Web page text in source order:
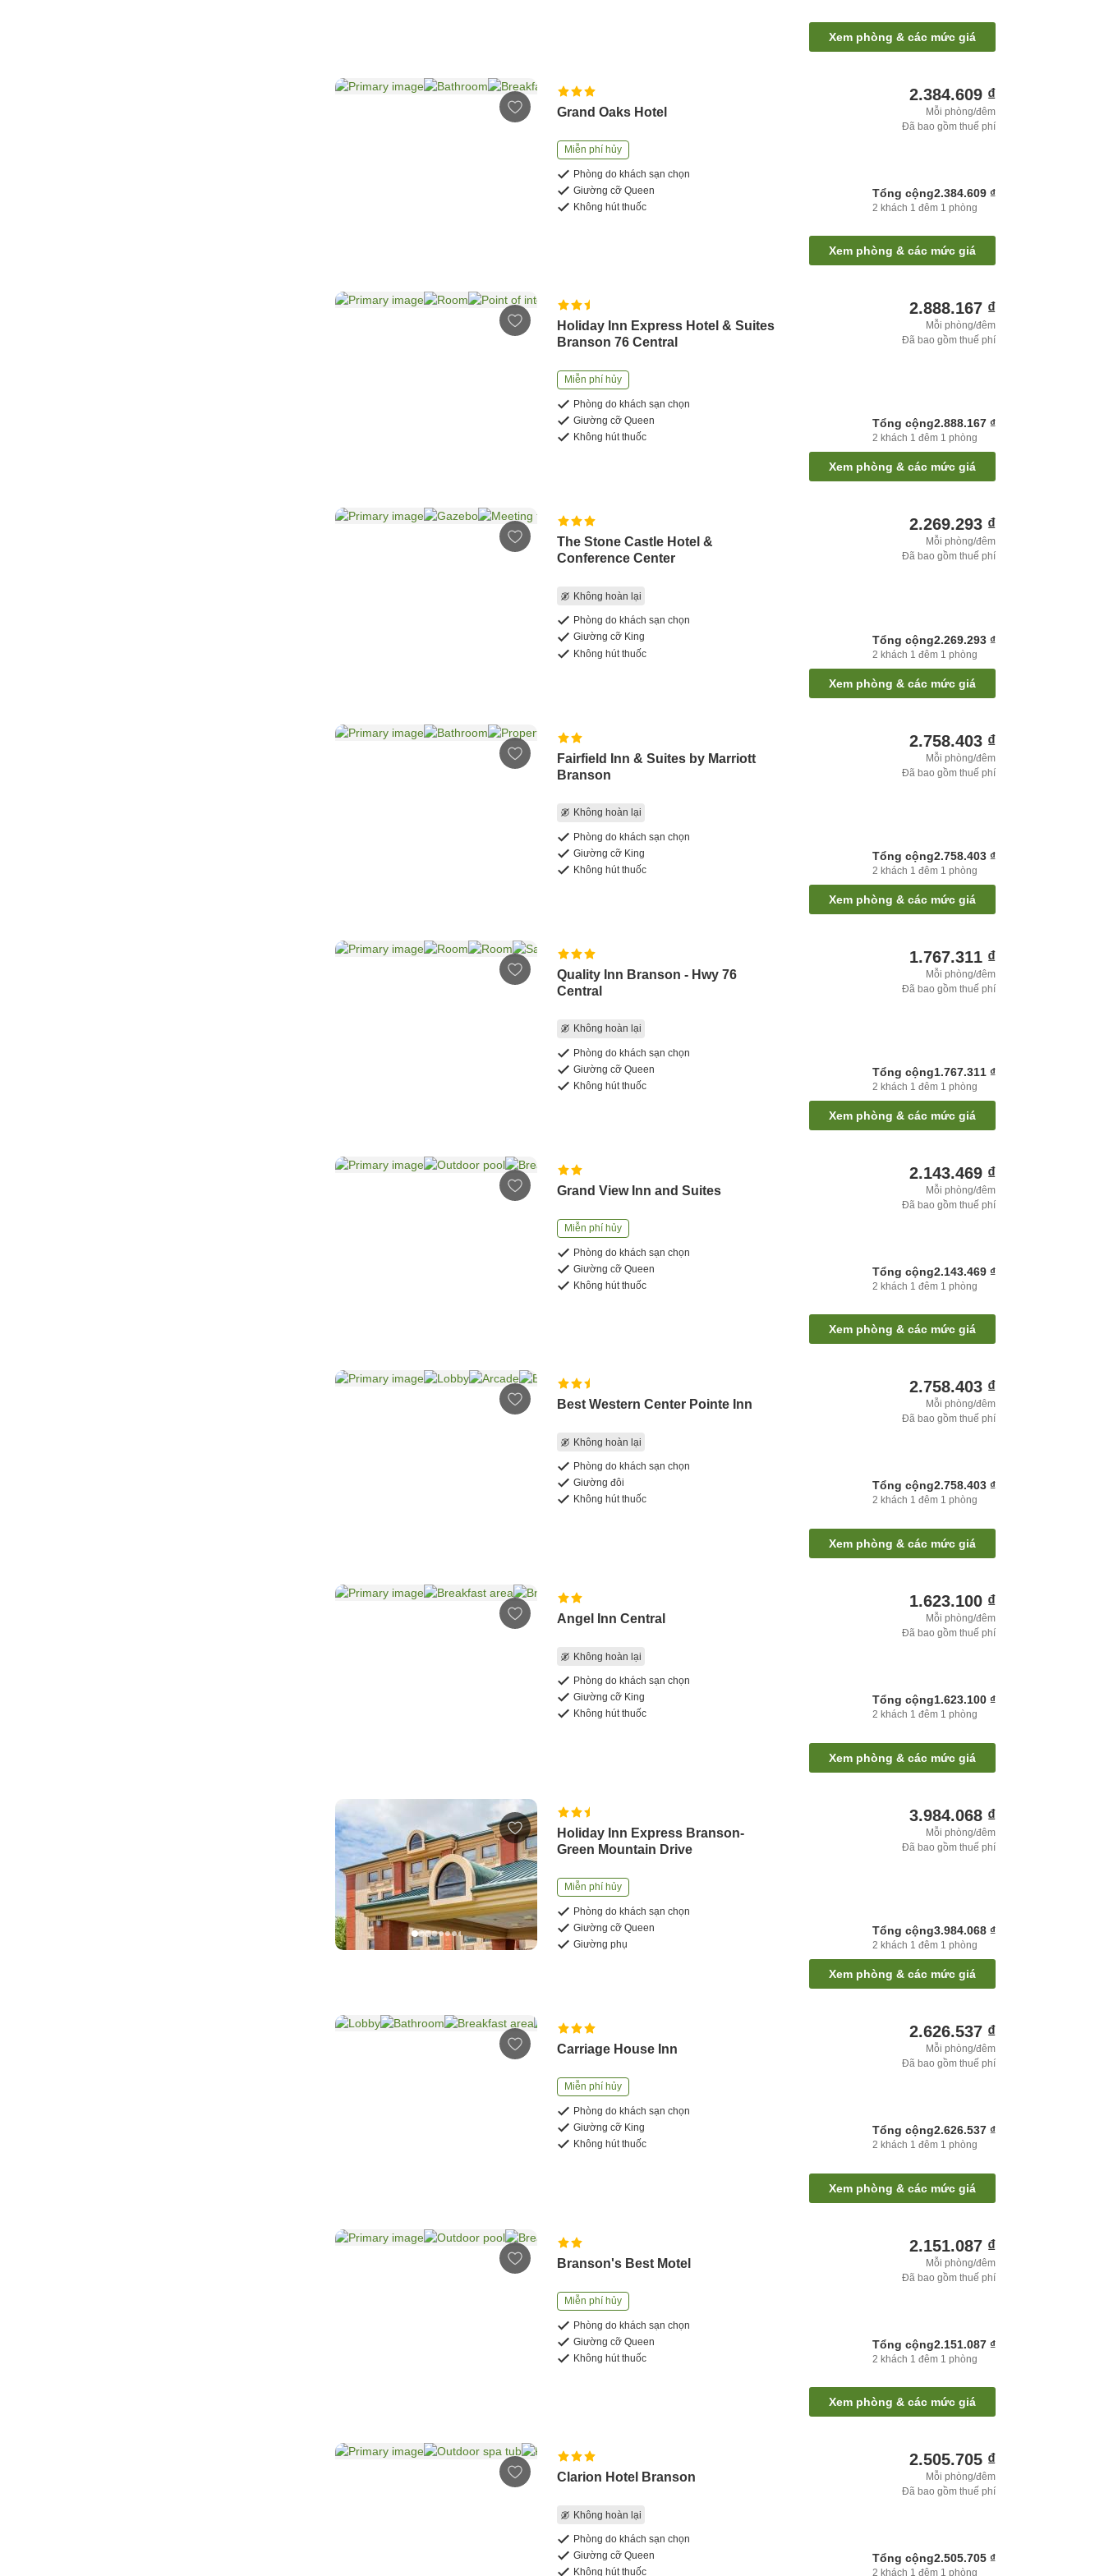
Xem phòng & các mức giá
Grand Oaks Hotel
Miễn phí hủy
Phòng do khách sạn chọn
Giường cỡ Queen
Không hút thuốc
2.384.609 ₫
Mỗi phòng/đêm
Đã bao gồm thuế phí
Tổng cộng2.384.609 ₫
2 khách 1 đêm 1 phòng
Xem phòng & các mức giá
Holiday Inn Express Hotel & Suites
Branson 76 Central
Miễn phí hủy
Phòng do khách sạn chọn
Giường cỡ Queen
Không hút thuốc
2.888.167 ₫
Mỗi phòng/đêm
Đã bao gồm thuế phí
Tổng cộng2.888.167 ₫
2 khách 1 đêm 1 phòng
Xem phòng & các mức giá
The Stone Castle Hotel &
Conference Center
Không hoàn lại
Phòng do khách sạn chọn
Giường cỡ King
Không hút thuốc
2.269.293 ₫
Mỗi phòng/đêm
Đã bao gồm thuế phí
Tổng cộng2.269.293 ₫
2 khách 1 đêm 1 phòng
Xem phòng & các mức giá
Fairfield Inn & Suites by Marriott
Branson
Không hoàn lại
Phòng do khách sạn chọn
Giường cỡ King
Không hút thuốc
2.758.403 ₫
Mỗi phòng/đêm
Đã bao gồm thuế phí
Tổng cộng2.758.403 ₫
2 khách 1 đêm 1 phòng
Xem phòng & các mức giá
Quality Inn Branson - Hwy 76
Central
Không hoàn lại
Phòng do khách sạn chọn
Giường cỡ Queen
Không hút thuốc
1.767.311 ₫
Mỗi phòng/đêm
Đã bao gồm thuế phí
Tổng cộng1.767.311 ₫
2 khách 1 đêm 1 phòng
Xem phòng & các mức giá
Grand View Inn and Suites
Miễn phí hủy
Phòng do khách sạn chọn
Giường cỡ Queen
Không hút thuốc
2.143.469 ₫
Mỗi phòng/đêm
Đã bao gồm thuế phí
Tổng cộng2.143.469 ₫
2 khách 1 đêm 1 phòng
Xem phòng & các mức giá
Best Western Center Pointe Inn
Không hoàn lại
Phòng do khách sạn chọn
Giường đôi
Không hút thuốc
2.758.403 ₫
Mỗi phòng/đêm
Đã bao gồm thuế phí
Tổng cộng2.758.403 ₫
2 khách 1 đêm 1 phòng
Xem phòng & các mức giá
Angel Inn Central
Không hoàn lại
Phòng do khách sạn chọn
Giường cỡ King
Không hút thuốc
1.623.100 ₫
Mỗi phòng/đêm
Đã bao gồm thuế phí
Tổng cộng1.623.100 ₫
2 khách 1 đêm 1 phòng
Xem phòng & các mức giá
Holiday Inn Express Branson-
Green Mountain Drive
Miễn phí hủy
Phòng do khách sạn chọn
Giường cỡ Queen
Giường phụ
3.984.068 ₫
Mỗi phòng/đêm
Đã bao gồm thuế phí
Tổng cộng3.984.068 ₫
2 khách 1 đêm 1 phòng
Xem phòng & các mức giá
Carriage House Inn
Miễn phí hủy
Phòng do khách sạn chọn
Giường cỡ King
Không hút thuốc
2.626.537 ₫
Mỗi phòng/đêm
Đã bao gồm thuế phí
Tổng cộng2.626.537 ₫
2 khách 1 đêm 1 phòng
Xem phòng & các mức giá
Branson's Best Motel
Miễn phí hủy
Phòng do khách sạn chọn
Giường cỡ Queen
Không hút thuốc
2.151.087 ₫
Mỗi phòng/đêm
Đã bao gồm thuế phí
Tổng cộng2.151.087 ₫
2 khách 1 đêm 1 phòng
Xem phòng & các mức giá
Clarion Hotel Branson
Không hoàn lại
Phòng do khách sạn chọn
Giường cỡ Queen
Không hút thuốc
2.505.705 ₫
Mỗi phòng/đêm
Đã bao gồm thuế phí
Tổng cộng2.505.705 ₫
2 khách 1 đêm 1 phòng